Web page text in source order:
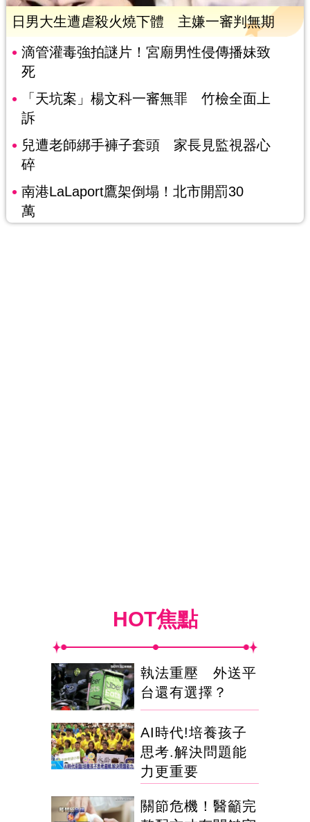
日男大生遭虐殺火燒下體 主嫌一審判無期
滴管灌毒強拍謎片！宮廟男性侵傳播妹致
死
「天坑案」楊文科一審無罪 竹檢全面上
訴
兒遭老師綁手褲子套頭 家長見監視器心
碎
南港LaLaport鷹架倒塌！北市開罰30
萬
HOT焦點
執法重壓 外送平
台還有選擇？
AI時代!培養孩子
思考.解決問題能
力更重要
關節危機！醫籲完